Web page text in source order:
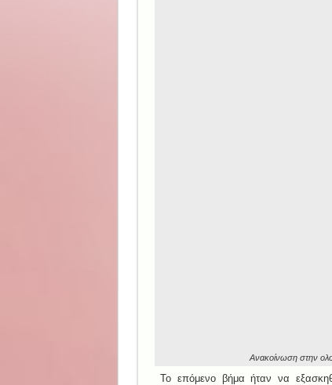
Ανακοίνωση στην
Το επόμενο βήμα ήταν να